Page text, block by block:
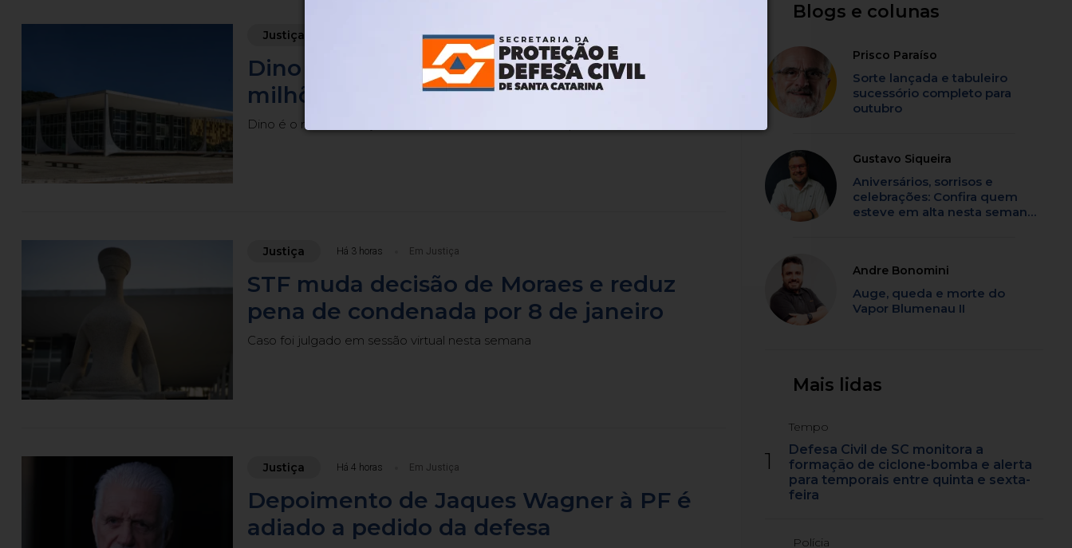
Justiça Em Justiça
Dino aciona PF após TCU apontar R$ 55,4
milhões em emendas suspeitas
Dino é o relator da ação sobre as chamadas emendas pix
Justiça Há 3 horas Em Justiça
STF muda decisão de Moraes e reduz
pena de condenada por 8 de janeiro
Caso foi julgado em sessão virtual nesta semana
Justiça Há 4 horas Em Justiça
Depoimento de Jaques Wagner à PF é
adiado a pedido da defesa
Blogs e colunas
Prisco Paraíso
Sorte lançada e tabuleiro
sucessório completo para
outubro
Gustavo Siqueira
Aniversários, sorrisos e
celebrações: Confira quem
esteve em alta nesta semana
Andre Bonomini
Auge, queda e morte do
Vapor Blumenau II
Mais lidas
1
Tempo
Defesa Civil de SC monitora a
formação de ciclone-bomba e alerta
para temporais entre quinta e sexta-
feira
Polícia